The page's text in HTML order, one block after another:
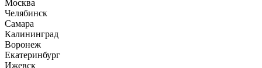
Москва
Челябинск
Самара
Калининград
Воронеж
Екатеринбург
Ижевск